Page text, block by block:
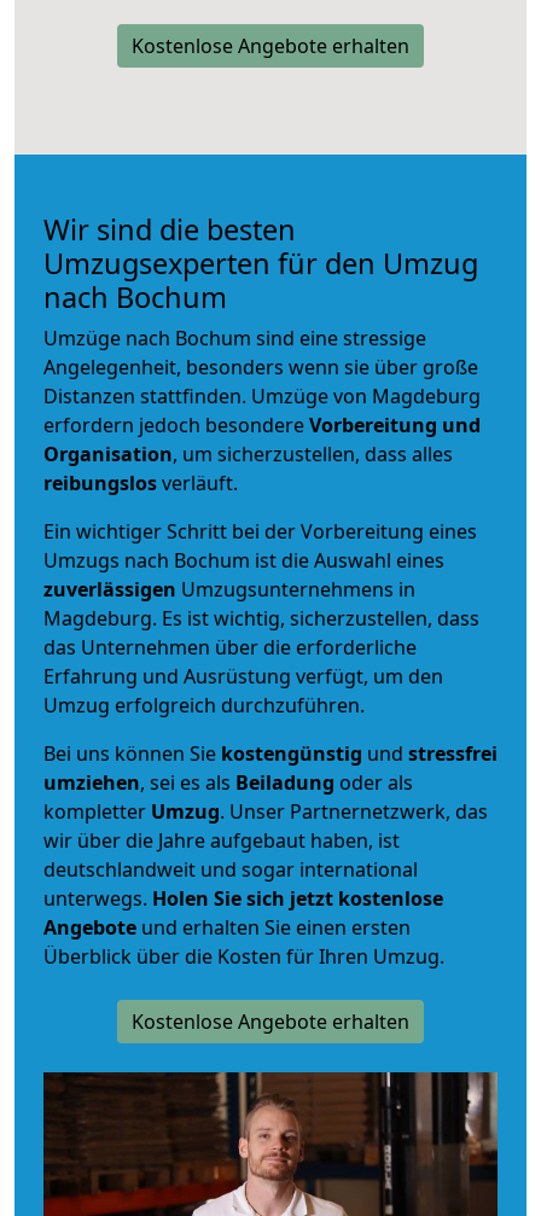
Kostenlose Angebote erhalten
Wir sind die besten
Umzugsexperten für den Umzug
nach Bochum
Umzüge nach Bochum sind eine stressige
Angelegenheit, besonders wenn sie über große
Distanzen stattfinden. Umzüge von Magdeburg
erfordern jedoch besondereVorbereitung und
Organisation, um sicherzustellen, dass alles
reibungslosverläuft.
Ein wichtiger Schritt bei der Vorbereitung eines
Umzugs nach Bochum ist die Auswahl eines
zuverlässigen Umzugsunternehmens in
Magdeburg. Es ist wichtig, sicherzustellen, dass
das Unternehmen über die erforderliche
Erfahrung und Ausrüstung verfügt, um den
Umzug erfolgreich durchzuführen.
Bei uns können Sie kostengünstig und stressfrei
umziehen, sei es als Beiladung oder als
kompletter Umzug. Unser Partnernetzwerk, das
wir über die Jahre aufgebaut haben, ist
deutschlandweit und sogar international
unterwegs. Holen Sie sich jetzt kostenlose
Angebote und erhalten Sie einen ersten
Überblick über die Kosten für Ihren Umzug.
Kostenlose Angebote erhalten